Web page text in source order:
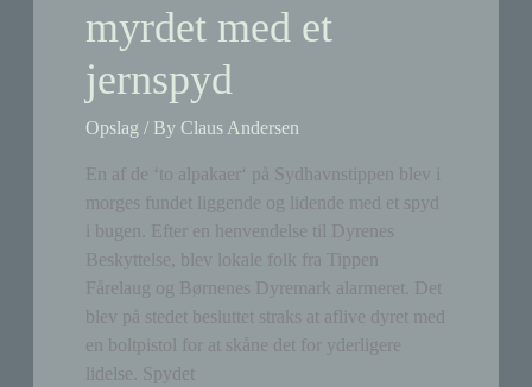
lige
der
skete?)
myrdet med et
jernspyd
Opslag / ByClaus Andersen
En af de ‘to alpakaer‘ på Sydhavnstippen blev i
morges fundet liggende og lidende med et spyd
i bugen. Efter en henvendelse til Dyrenes
Beskyttelse, blev lokale folk fra Tippen
Fårelaug og Børnenes Dyremark alarmeret. Det
blev på stedet besluttet straks at aflive dyret med
en boltpistol for at skåne det for yderligere
lidelse. Spydet